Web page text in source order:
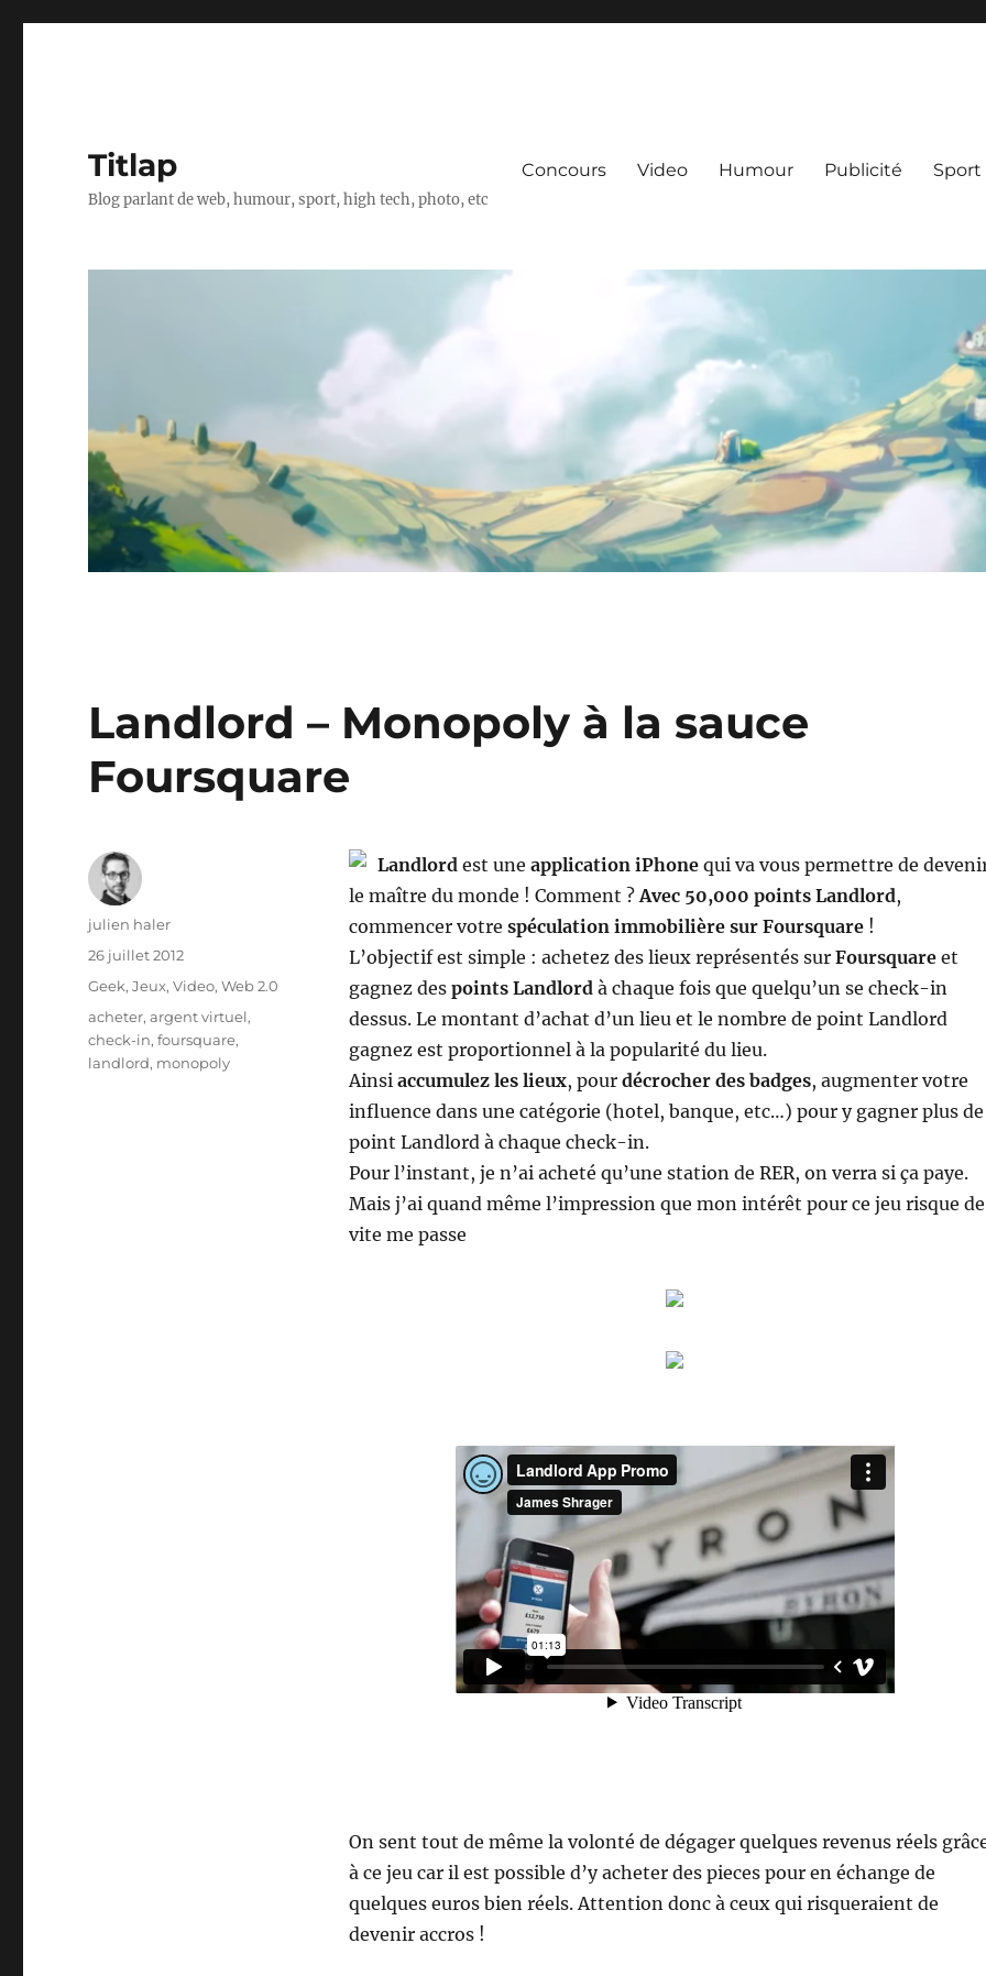
Titlap
Blog parlant de web, humour, sport, high tech, photo, etc
Concours Video Humour Publicité Sport
Landlord – Monopoly à la sauce
Foursquare
Landlordest une application iPhonequi va vous permettre de
le maître du monde ! Comment ?Avec 50,000 points Landlord,
commencer votre spéculation immobilière sur Foursquare!
L’objectif est simple : achetez des lieux représentés sur Foursquareet
gagnez des points Landlordà chaque fois que quelqu’un se check-in
dessus. Le montant d’achat d’un lieu et le nombre de point Landlord
gagnez est proportionnel à la popularité du lieu.
Ainsi accumulez les lieux, pour décrocher des badges, augmenter votre
influence dans une catégorie (hotel, banque, etc…) pour y gagner plus de
point Landlord à chaque check-in.
Pour l’instant, je n’ai acheté qu’une station de RER, on verra si ça paye.
Mais j’ai quand même l’impression que mon intérêt pour ce jeu risque de
vite me passe
On sent tout de même la volonté de dégager quelques revenus réels
à ce jeu car il est possible d’y acheter des pieces pour en échange de
quelques euros bien réels. Attention donc à ceux qui risqueraient de
devenir accros !
Auteur
julien haler
Publié
26 juillet 2012
Catégories
Geek,Jeux,Video,Web 2.0
Étiquettes
acheter,argent virtuel,
check-in,foursquare,
landlord, monopoly